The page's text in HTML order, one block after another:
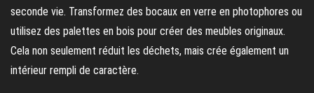
seconde vie. Transformez des bocaux en verre en photophores ou
utilisez des palettes en bois pour créer des meubles originaux.
Cela non seulement réduit les déchets, mais crée également un
intérieur rempli de caractère.